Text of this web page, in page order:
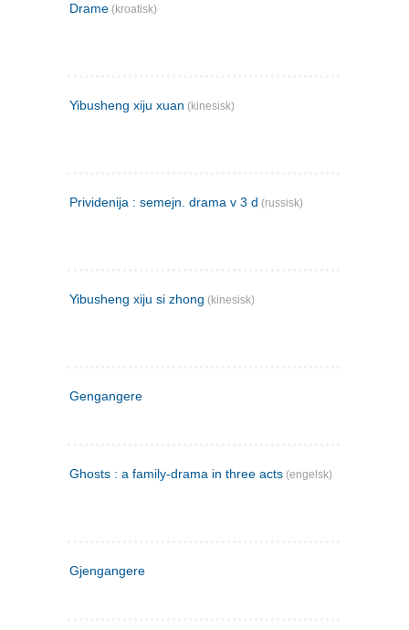
Drame (kroatisk)
Yibusheng xiju xuan (kinesisk)
Prividenija : semejn. drama v 3 d (russisk)
Yibusheng xiju si zhong (kinesisk)
Gengangere
Ghosts : a family-drama in three acts (engelsk)
Gjengangere